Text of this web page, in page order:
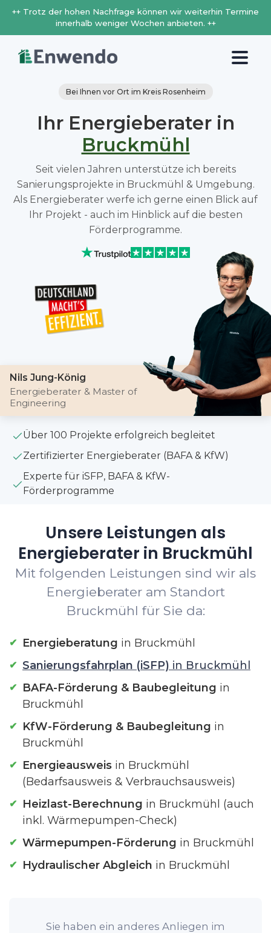
++ Trotz der hohen Nachfrage können wir weiterhin Termine
innerhalb weniger Wochen anbieten. ++
Bei Ihnen vor Ort im Kreis Rosenheim
Ihr Energieberater in
Bruckmühl
Seit vielen Jahren unterstütze ich bereits
Sanierungsprojekte in Bruckmühl & Umgebung.
Als Energieberater werfe ich gerne einen Blick auf
Ihr Projekt - auch im Hinblick auf die besten
Förderprogramme.
Nils Jung-König
Energieberater & Master of
Engineering
Über 100 Projekte erfolgreich begleitet
Zertifizierter Energieberater (BAFA & KfW)
Experte für iSFP, BAFA & KfW-
Förderprogramme
Unsere Leistungen als
Energieberater in Bruckmühl
Mit folgenden Leistungen sind wir als
Energieberater am Standort
Bruckmühl für Sie da:
Energieberatung in Bruckmühl
Sanierungsfahrplan (iSFP) in Bruckmühl
BAFA-Förderung & Baubegleitung in
Bruckmühl
KfW-Förderung & Baubegleitung in
Bruckmühl
Energieausweis in Bruckmühl
(Bedarfsausweis & Verbrauchsausweis)
Heizlast-Berechnung in Bruckmühl (auch
inkl. Wärmepumpen-Check)
Wärmepumpen-Förderung in Bruckmühl
Hydraulischer Abgleich in Bruckmühl
Sie haben ein anderes Anliegen im